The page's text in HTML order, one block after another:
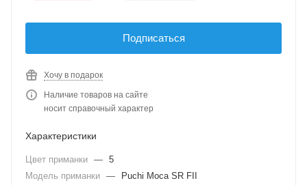
Подписаться
Хочу в подарок
Наличие товаров на сайте
носит справочный характер
Характеристики
Цвет приманки — 5
Модель приманки —
Puchi Moca SR FII